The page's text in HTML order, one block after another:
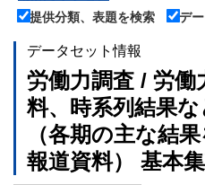
提供分類、表題を検索
デ
データセット情報
労働力調査 / 労働
料、時系列結果
（各期の主な結
報道資料） 基本